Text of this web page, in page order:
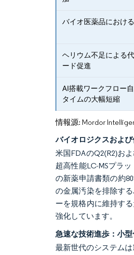
バイオ医薬品におけ
ヘリウム不足による
ード促進
AI搭載ワークフロー
タイムの大幅短縮
情報源: Mordor
バイオロジクスおよ
米国FDAのQ2(R2)お
超高性能LC-MSプラ
の新薬申請書類の約
の金属汚染を排除す
ーを規格内に維持す
強化しています。
急速な技術進歩：小
最新世代のシステム